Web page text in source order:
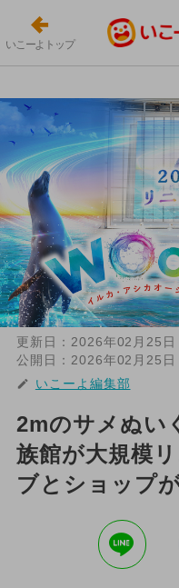
いこーよトップ
更新日： 2026年02月25日
公開日： 2026年02月25日
いこーよ編集部
2mのサメぬい
族館が大規模
ブとショップ